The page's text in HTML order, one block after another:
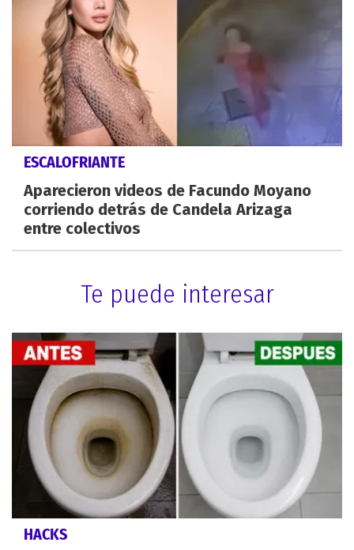
ESCALOFRIANTE
Aparecieron videos de Facundo Moyano
corriendo detrás de Candela Arizaga
entre colectivos
Te puede interesar
HACKS